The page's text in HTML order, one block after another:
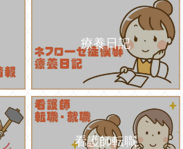
療養日記
看護師転職